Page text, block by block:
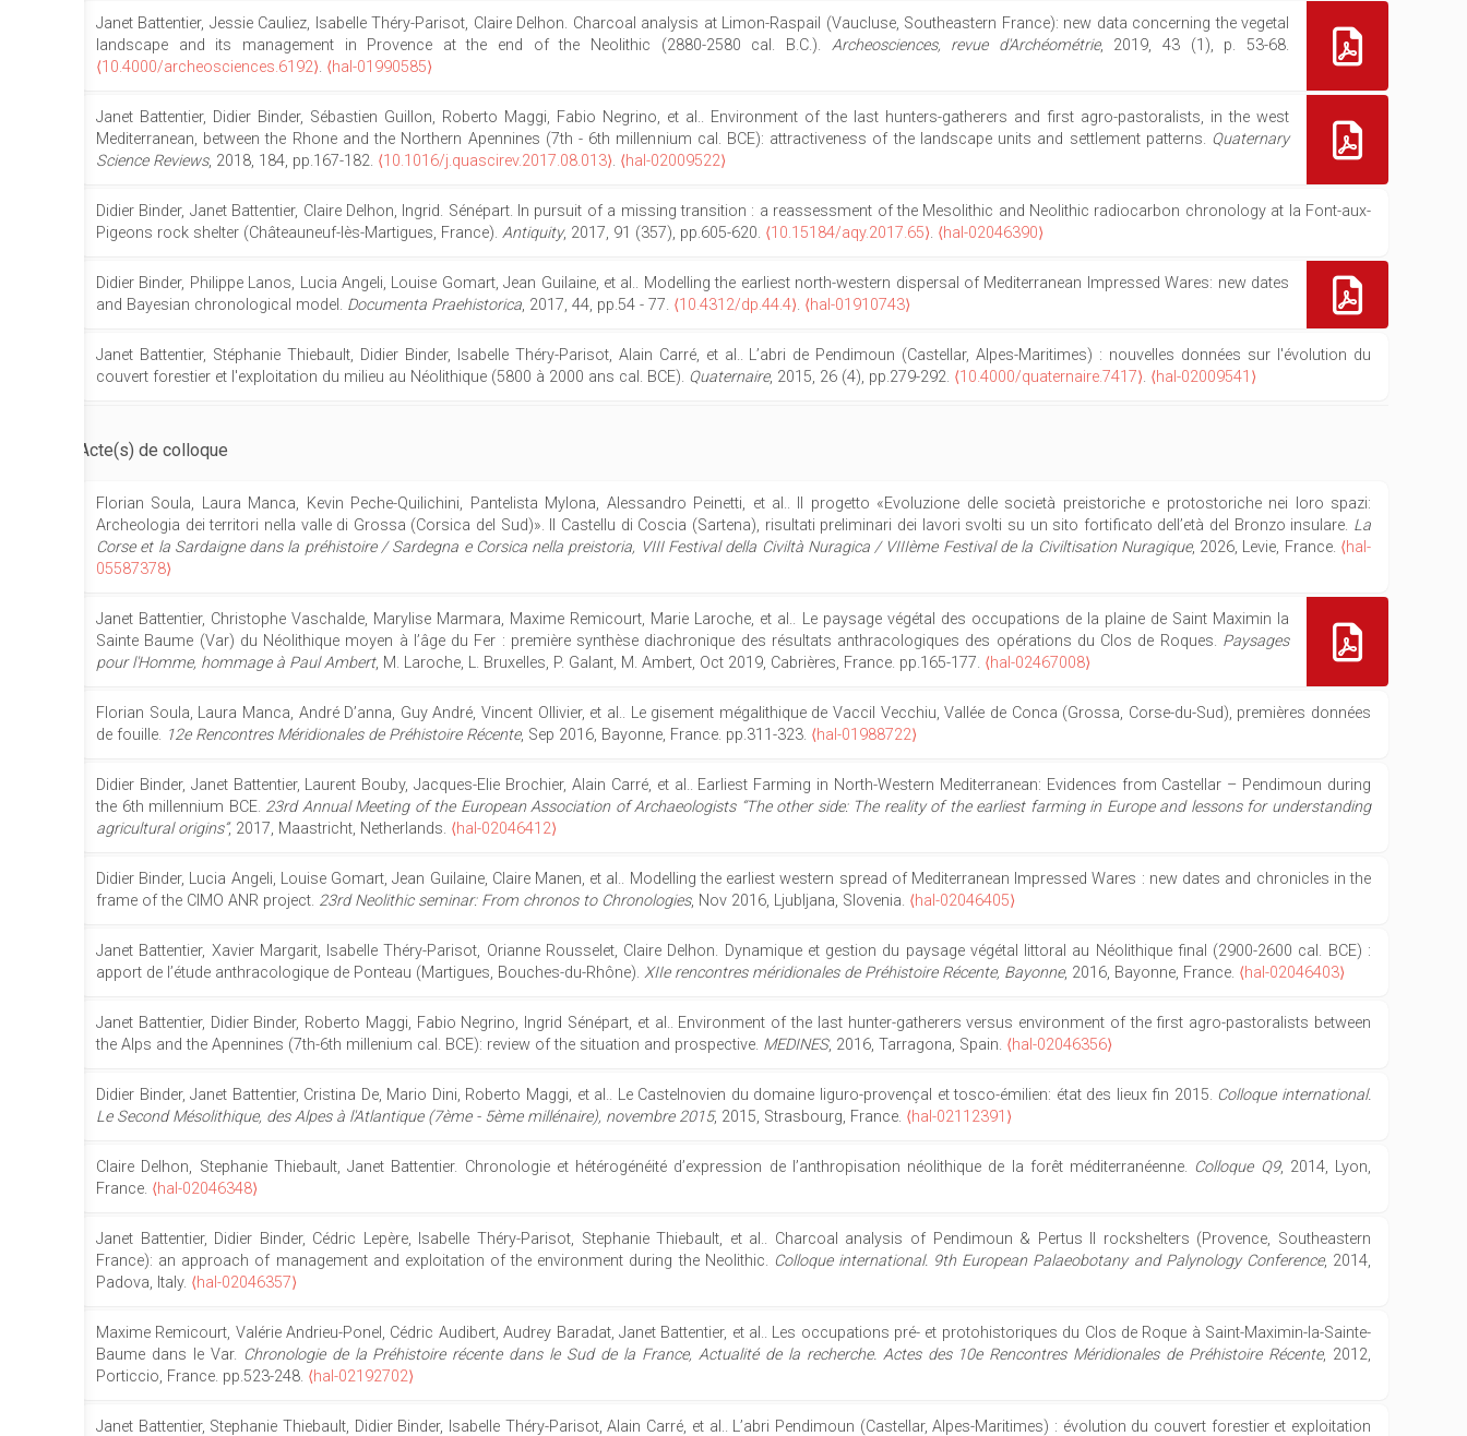
Janet Battentier, Jessie Cauliez, Isabelle Théry-Parisot, Claire Delhon. Charcoal analysis at Limon-Raspail (Vaucluse, Southeastern France): new data concerning the vegetal
landscape and its management in Provence at the end of the Neolithic (2880-2580 cal. B.C.). Archeosciences, revue d'Archéométrie, 2019, 43 (1), p. 53-68.
⟨10.4000/archeosciences.6192⟩. ⟨hal-01990585⟩
Janet Battentier, Didier Binder, Sébastien Guillon, Roberto Maggi, Fabio Negrino, et al.. Environment of the last hunters-gatherers and first agro-pastoralists, in the west
Mediterranean, between the Rhone and the Northern Apennines (7th - 6th millennium cal. BCE): attractiveness of the landscape units and settlement patterns. Quaternary
Science Reviews, 2018, 184, pp.167-182. ⟨10.1016/j.quascirev.2017.08.013⟩. ⟨hal-02009522⟩
Didier Binder, Janet Battentier, Claire Delhon, Ingrid. Sénépart. In pursuit of a missing transition : a reassessment of the Mesolithic and Neolithic radiocarbon chronology at la Font-aux-
Pigeons rock shelter (Châteauneuf-lès-Martigues, France). Antiquity, 2017, 91 (357), pp.605-620. ⟨10.15184/aqy.2017.65⟩. ⟨hal-02046390⟩
Didier Binder, Philippe Lanos, Lucia Angeli, Louise Gomart, Jean Guilaine, et al.. Modelling the earliest north-western dispersal of Mediterranean Impressed Wares: new dates
and Bayesian chronological model. Documenta Praehistorica, 2017, 44, pp.54 - 77. ⟨10.4312/dp.44.4⟩. ⟨hal-01910743⟩
Janet Battentier, Stéphanie Thiebault, Didier Binder, Isabelle Théry-Parisot, Alain Carré, et al.. L’abri de Pendimoun (Castellar, Alpes-Maritimes) : nouvelles données sur l'évolution du
couvert forestier et l'exploitation du milieu au Néolithique (5800 à 2000 ans cal. BCE). Quaternaire, 2015, 26 (4), pp.279-292. ⟨10.4000/quaternaire.7417⟩. ⟨hal-02009541⟩
Acte(s) de colloque
Florian Soula, Laura Manca, Kevin Peche-Quilichini, Pantelista Mylona, Alessandro Peinetti, et al.. Il progetto «Evoluzione delle società preistoriche e protostoriche nei loro spazi:
Archeologia dei territori nella valle di Grossa (Corsica del Sud)». Il Castellu di Coscia (Sartena), risultati preliminari dei lavori svolti su un sito fortificato dell’età del Bronzo insulare. La
Corse et la Sardaigne dans la préhistoire / Sardegna e Corsica nella preistoria, VIII Festival della Civiltà Nuragica / VIIIème Festival de la Civiltisation Nuragique, 2026, Levie, France. ⟨hal-
05587378⟩
Janet Battentier, Christophe Vaschalde, Marylise Marmara, Maxime Remicourt, Marie Laroche, et al.. Le paysage végétal des occupations de la plaine de Saint Maximin la
Sainte Baume (Var) du Néolithique moyen à l’âge du Fer : première synthèse diachronique des résultats anthracologiques des opérations du Clos de Roques. Paysages
pour l'Homme, hommage à Paul Ambert, M. Laroche, L. Bruxelles, P. Galant, M. Ambert, Oct 2019, Cabrières, France. pp.165-177. ⟨hal-02467008⟩
Florian Soula, Laura Manca, André D’anna, Guy André, Vincent Ollivier, et al.. Le gisement mégalithique de Vaccil Vecchiu, Vallée de Conca (Grossa, Corse-du-Sud), premières données
de fouille. 12e Rencontres Méridionales de Préhistoire Récente, Sep 2016, Bayonne, France. pp.311-323. ⟨hal-01988722⟩
Didier Binder, Janet Battentier, Laurent Bouby, Jacques-Elie Brochier, Alain Carré, et al.. Earliest Farming in North-Western Mediterranean: Evidences from Castellar – Pendimoun during
the 6th millennium BCE. 23rd Annual Meeting of the European Association of Archaeologists “The other side: The reality of the earliest farming in Europe and lessons for understanding
agricultural origins”, 2017, Maastricht, Netherlands. ⟨hal-02046412⟩
Didier Binder, Lucia Angeli, Louise Gomart, Jean Guilaine, Claire Manen, et al.. Modelling the earliest western spread of Mediterranean Impressed Wares : new dates and chronicles in the
frame of the CIMO ANR project. 23rd Neolithic seminar: From chronos to Chronologies, Nov 2016, Ljubljana, Slovenia. ⟨hal-02046405⟩
Janet Battentier, Xavier Margarit, Isabelle Théry-Parisot, Orianne Rousselet, Claire Delhon. Dynamique et gestion du paysage végétal littoral au Néolithique final (2900-2600 cal. BCE) :
apport de l’étude anthracologique de Ponteau (Martigues, Bouches-du-Rhône). XIIe rencontres méridionales de Préhistoire Récente, Bayonne, 2016, Bayonne, France. ⟨hal-02046403⟩
Janet Battentier, Didier Binder, Roberto Maggi, Fabio Negrino, Ingrid Sénépart, et al.. Environment of the last hunter-gatherers versus environment of the first agro-pastoralists between
the Alps and the Apennines (7th-6th millenium cal. BCE): review of the situation and prospective. MEDINES, 2016, Tarragona, Spain. ⟨hal-02046356⟩
Didier Binder, Janet Battentier, Cristina De, Mario Dini, Roberto Maggi, et al.. Le Castelnovien du domaine liguro-provençal et tosco-émilien: état des lieux fin 2015. Colloque international.
Le Second Mésolithique, des Alpes à l'Atlantique (7ème - 5ème millénaire), novembre 2015, 2015, Strasbourg, France. ⟨hal-02112391⟩
Claire Delhon, Stephanie Thiebault, Janet Battentier. Chronologie et hétérogénéité d’expression de l’anthropisation néolithique de la forêt méditerranéenne. Colloque Q9, 2014, Lyon,
France. ⟨hal-02046348⟩
Janet Battentier, Didier Binder, Cédric Lepère, Isabelle Théry-Parisot, Stephanie Thiebault, et al.. Charcoal analysis of Pendimoun & Pertus II rockshelters (Provence, Southeastern
France): an approach of management and exploitation of the environment during the Neolithic. Colloque international. 9th European Palaeobotany and Palynology Conference, 2014,
Padova, Italy. ⟨hal-02046357⟩
Maxime Remicourt, Valérie Andrieu-Ponel, Cédric Audibert, Audrey Baradat, Janet Battentier, et al.. Les occupations pré- et protohistoriques du Clos de Roque à Saint-Maximin-la-Sainte-
Baume dans le Var. Chronologie de la Préhistoire récente dans le Sud de la France, Actualité de la recherche. Actes des 10e Rencontres Méridionales de Préhistoire Récente, 2012,
Porticcio, France. pp.523-248. ⟨hal-02192702⟩
Janet Battentier, Stephanie Thiebault, Didier Binder, Isabelle Théry-Parisot, Alain Carré, et al.. L’abri Pendimoun (Castellar, Alpes-Maritimes) : évolution du couvert forestier et exploitation